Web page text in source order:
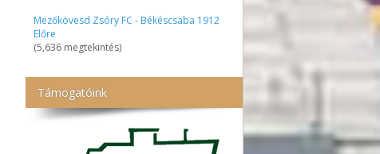
Mezőkövesd Zsóry FC - Békéscsaba 1912
Előre
(5,636 megtekintés)
Támogatóink